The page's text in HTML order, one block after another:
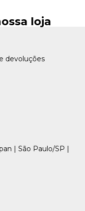
loja
devoluções
| São Paulo/SP |